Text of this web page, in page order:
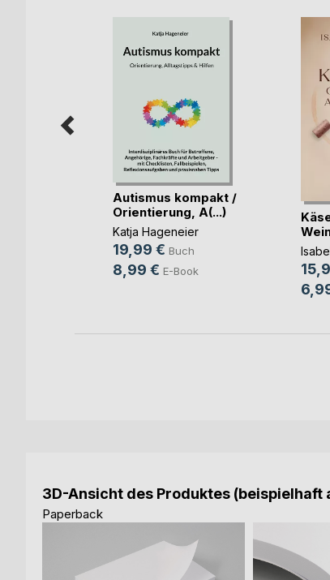
Autismus kompakt /
Orientierung, A(...)
Katja Hageneier
19,99 € Buch
8,99 € E-Book
3D-Ansicht des Produktes
Paperback